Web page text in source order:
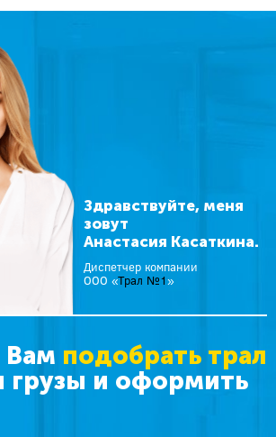
Здравствуйте, меня
зовут
Анастасия Касаткина.
Диспетчер компании
ООО «Трал №1»
Вам подобрать трал
грузы и оформить